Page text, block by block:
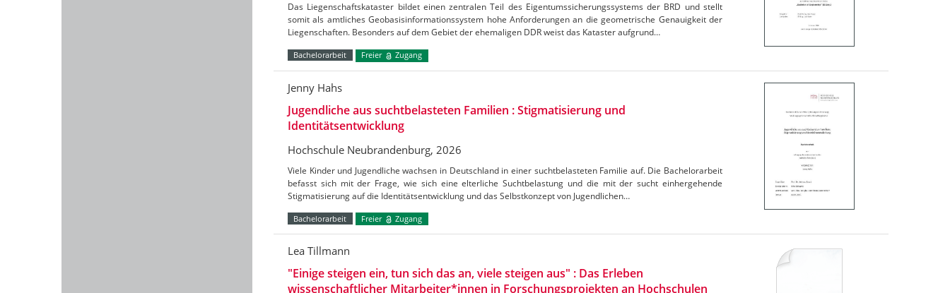
Das Liegenschaftskataster bildet einen zentralen Teil des Eigentumssicherungssystems der BRD und stellt
somit als amtliches Geobasisinformationssystem hohe Anforderungen an die geometrische Genauigkeit der
Liegenschaften. Besonders auf dem Gebiet der ehemaligen DDR weist das Kataster aufgrund…
Bachelorarbeit Freier Zugang
Jenny Hahs
Jugendliche aus suchtbelasteten Familien : Stigmatisierung und
Identitätsentwicklung
Hochschule Neubrandenburg, 2026
Viele Kinder und Jugendliche wachsen in Deutschland in einer suchtbelasteten Familie auf. Die Bachelorarbeit
befasst sich mit der Frage, wie sich eine elterliche Suchtbelastung und die mit der sucht einhergehende
Stigmatisierung auf die Identitätsentwicklung und das Selbstkonzept von Jugendlichen…
Bachelorarbeit Freier Zugang
Lea Tillmann
"Einige steigen ein, tun sich das an, viele steigen aus" : Das Erleben
wissenschaftlicher Mitarbeiter*innen in Forschungsprojekten an Hochschulen